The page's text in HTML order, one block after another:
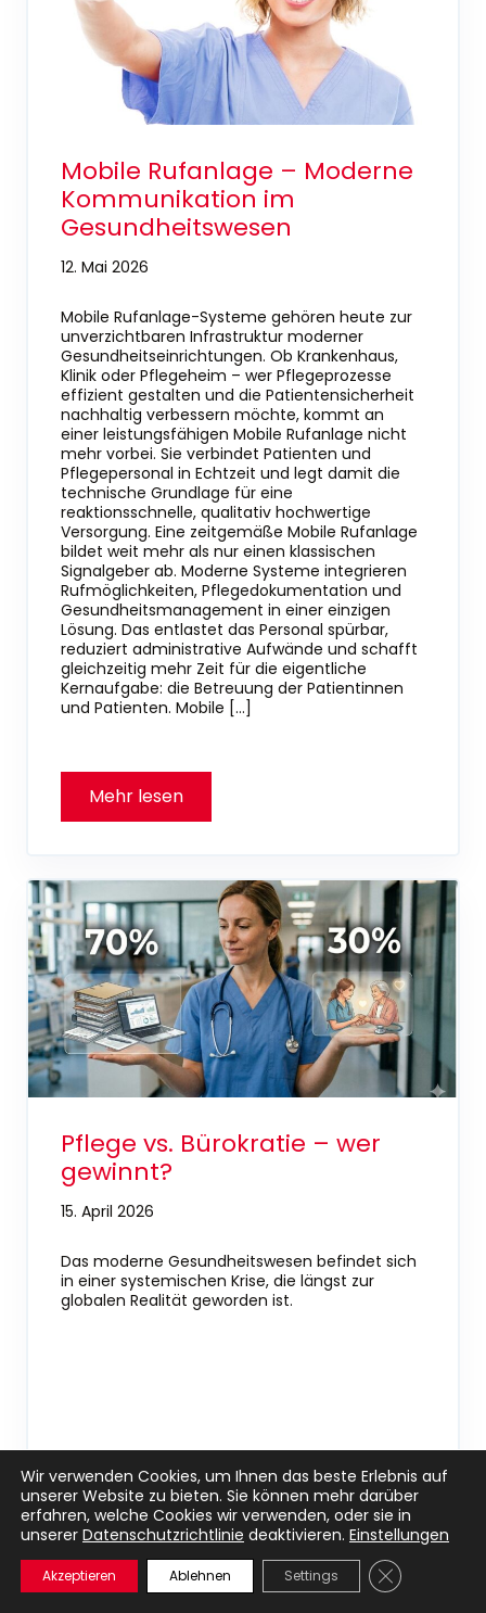
Mobile Rufanlage – Moderne
Kommunikation im
Gesundheitswesen
12. Mai 2026
Mobile Rufanlage-Systeme gehören heute zur
unverzichtbaren Infrastruktur moderner
Gesundheitseinrichtungen. Ob Krankenhaus,
Klinik oder Pflegeheim – wer Pflegeprozesse
effizient gestalten und die Patientensicherheit
nachhaltig verbessern möchte, kommt an
einer leistungsfähigen Mobile Rufanlage nicht
mehr vorbei. Sie verbindet Patienten und
Pflegepersonal in Echtzeit und legt damit die
technische Grundlage für eine
reaktionsschnelle, qualitativ hochwertige
Versorgung. Eine zeitgemäße Mobile Rufanlage
bildet weit mehr als nur einen klassischen
Signalgeber ab. Moderne Systeme integrieren
Rufmöglichkeiten, Pflegedokumentation und
Gesundheitsmanagement in einer einzigen
Lösung. Das entlastet das Personal spürbar,
reduziert administrative Aufwände und schafft
gleichzeitig mehr Zeit für die eigentliche
Kernaufgabe: die Betreuung der Patientinnen
und Patienten. Mobile […]
Pflege vs. Bürokratie – wer
gewinnt?
15. April 2026
Das moderne Gesundheitswesen befindet sich
in einer systemischen Krise, die längst zur
globalen Realität geworden ist.
Wir verwenden Cookies, um Ihnen das beste Erlebnis auf
unserer Website zu bieten. Sie können mehr darüber
erfahren, welche Cookies wir verwenden, oder sie in
unserer Datenschutzrichtlinie deaktivieren. Einstellungen
Akzeptieren Ablehnen Settings GDPR